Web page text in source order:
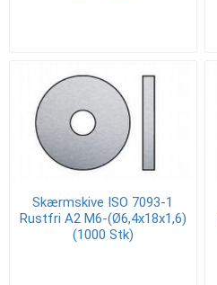
Skærmskive ISO 7093-1
Rustfri A2 M6-(Ø6,4x18x1,6)
(1000 Stk)